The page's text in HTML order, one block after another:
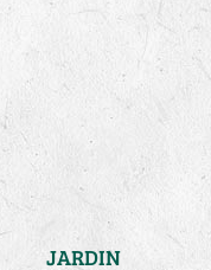
JARDIN